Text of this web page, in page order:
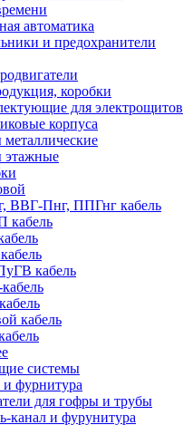
автоматика
и предохранители
коробки
для электрощитов
корпуса
ВВГ-Пнг, ППГнг кабель
кабель
кабель
системы
и фурнитура
для гофры и трубы
канал и фурунитура